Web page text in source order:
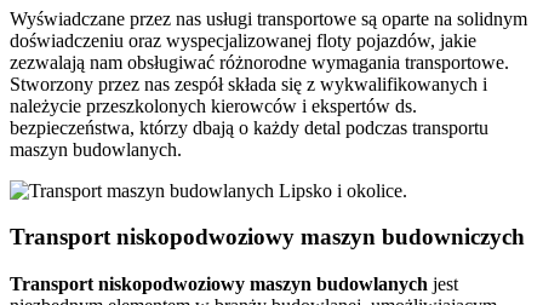
Wyświadczane przez nas usługi transportowe są oparte na solidnym
doświadczeniu oraz wyspecjalizowanej floty pojazdów, jakie
zezwalają nam obsługiwać różnorodne wymagania transportowe.
Stworzony przez nas zespół składa się z wykwalifikowanych i
należycie przeszkolonych kierowców i ekspertów ds.
bezpieczeństwa, którzy dbają o każdy detal podczas transportu
maszyn budowlanych.
Transport niskopodwoziowy maszyn budowniczych
Transport niskopodwoziowy maszyn budowlanych jest